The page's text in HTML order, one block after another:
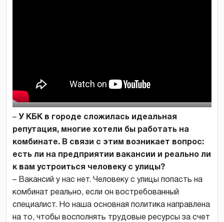
– У КБК в городе сложилась идеальная
репутация, многие хотели бы работать на
комбинате. В связи с этим возникает вопрос:
есть ли на предприятии вакансии и реально ли
к вам устроиться человеку с улицы?
– Вакансий у нас нет. Человеку с улицы попасть на
комбинат реально, если он востребованный
специалист. Но наша основная политика направлена
на то, чтобы восполнять трудовые ресурсы за счет